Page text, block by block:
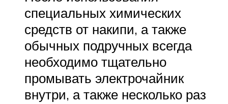
специальных химических
средств от накипи, а также
обычных подручных всегда
необходимо тщательно
промывать электрочайник
внутри, а также несколько раз